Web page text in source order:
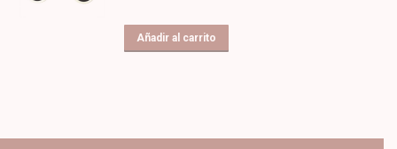
Añadir al carrito